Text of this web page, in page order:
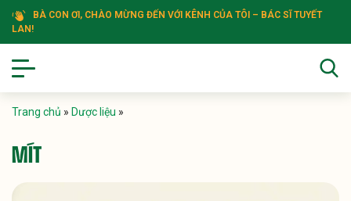
BÀ CON ƠI, CHÀO MỪNG ĐẾN VỚI KÊNH CỦA TÔI – BÁC SĨ TUYẾT
LAN!
Trang chủ » Dược liệu »
MÍT